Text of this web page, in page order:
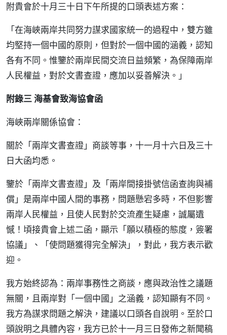
附貴會於十月三十日下午所提的口頭表述方案：
「在海峽兩岸共同努力謀求國家統一的過程中，雙方雖
均堅持一個中國的原則，但對於一個中國的涵義，認知
各有不同。惟鑒於兩岸民間交流日益頻繁，為保障兩岸
人民權益，對於文書查證，應加以妥善解決。」
附錄三 海基會致海協會函
海峽兩岸關係協會：
關於「兩岸文書查證」商談等事，十一月十六日及三十
日大函均悉。
鑒於「兩岸文書查證」及「兩岸間接掛號信函查詢與補
償」是兩岸中國人間的事務，問題懸宕多時，不但影響
兩岸人民權益，且使人民對於交流產生疑慮，誠屬遺
憾！頃接貴會上述二函，顯示「願以積極的態度，簽署
協議」、「使問題獲得完全解決」，對此，我方表示歡
迎。
我方始終認為：兩岸事務性之商談，應與政治性之議題
無關，且兩岸對「一個中國」之涵義，認知顯有不同。
我方為謀求問題之解決，建議以口頭各自說明。至於口
頭說明之具體內容，我方已於十一月三日發佈之新聞稿